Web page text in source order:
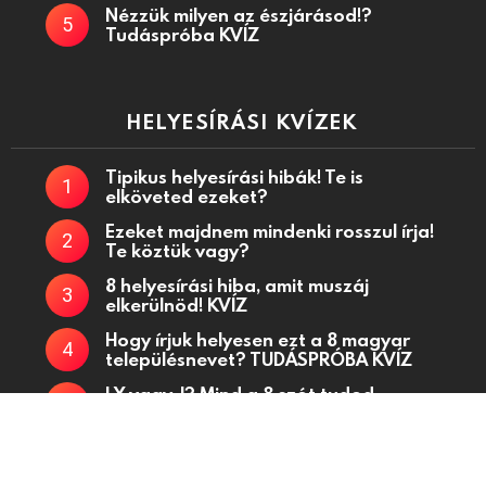
Nézzük milyen az észjárásod!?
Tudáspróba KVÍZ
HELYESÍRÁSI KVÍZEK
Tipikus helyesírási hibák! Te is
elköveted ezeket?
Ezeket majdnem mindenki rosszul írja!
Te köztük vagy?
8 helyesírási hiba, amit muszáj
elkerülnöd! KVÍZ
Hogy írjuk helyesen ezt a 8 magyar
településnevet? TUDÁSPRÓBA KVÍZ
LY vagy J? Mind a 8 szót tudod